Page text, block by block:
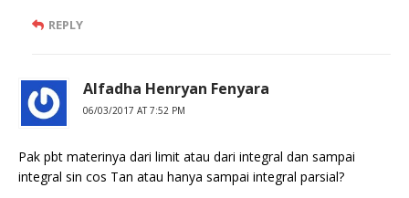
REPLY
Alfadha Henryan Fenyara
06/03/2017 AT 7:52 PM
Pak pbt materinya dari limit atau dari integral dan sampai
integral sin cos Tan atau hanya sampai integral parsial?